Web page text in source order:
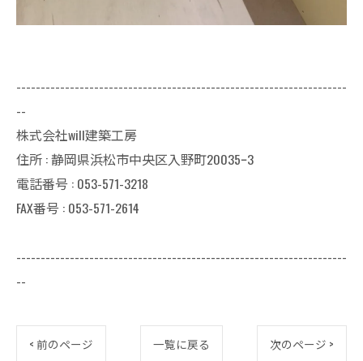
--------------------------------------------------------------------
--
株式会社will建築工房
住所 : 静岡県浜松市中央区入野町20035ｰ3
電話番号 : 053-571-3218
FAX番号 : 053-571-2614
--------------------------------------------------------------------
--
< 前のページ 一覧に戻る 次のページ >